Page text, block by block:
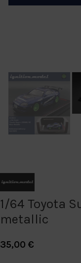
1/64 Toyota
metallic
35,00 €